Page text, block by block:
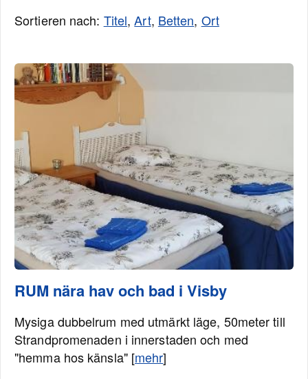
Sortieren nach: Titel,Art, Betten, Ort
RUM nära hav och bad i Visby
Mysiga dubbelrum med utmärkt läge, 50meter till
Strandpromenaden i innerstaden och med
"hemma hos känsla" [mehr]